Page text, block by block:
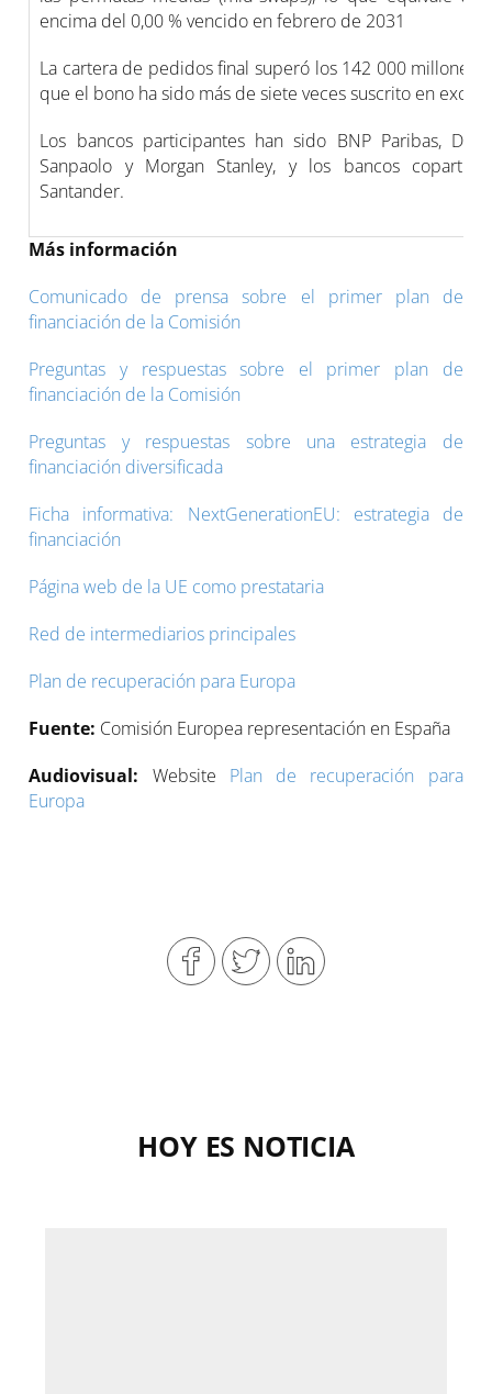
encima del 0,00 % vencido en febrero de 2031
La cartera de pedidos final superó los 142 000 millones
que el bono ha sido más de siete veces suscrito en
Los bancos participantes han sido BNP Paribas, DZ
Sanpaolo y Morgan Stanley, y los bancos
Santander.
Más información
Comunicado de prensa sobre el primer plan de
financiación de la Comisión
Preguntas y respuestas sobre el primer plan de
financiación de la Comisión
Preguntas y respuestas sobre una estrategia de
financiación diversificada
Ficha informativa: NextGenerationEU: estrategia de
financiación
Página web de la UE como prestataria
Red de intermediarios principales
Plan de recuperación para Europa
Fuente: Comisión Europea representación en España
Audiovisual: Website Plan de recuperación para
Europa
HOY ES NOTICIA